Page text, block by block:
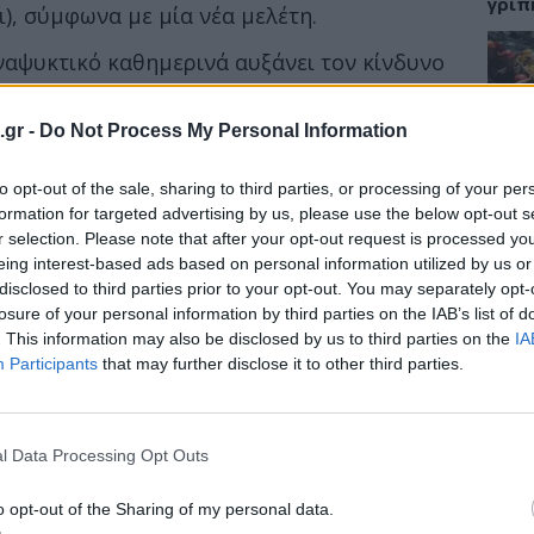
- Do Not Process My Personal Information
opt-out of the sale, sharing to third parties, or processing of your
for targeted advertising by us, please use the below opt-out
selection. Please note that after your opt-out request is processed
interest-based ads based on personal information utilized by us
to third parties prior to your opt-out. You may separately
of your personal information by third parties on the IAB’s list of
This information may also be disclosed by us to third parties on the
Participants that may further disclose it to other third parties.
Data Processing Opt Outs
opt-out of the Sharing of my personal data.
σύμφωνα με μία νέα μελέτη.
καθημερινά αυξάνει τον κίνδυνο
αναψυκτικό ή άλλο ρόφημα με ζάχαρη
κατά 50%.
του ήπατος (ΜΑΛΝΗ)
κύτταρα, σε ανθρώπους που πίνουν
σχετίζεται με τα περιττά κιλά, την κακή
τύπου 2.
5